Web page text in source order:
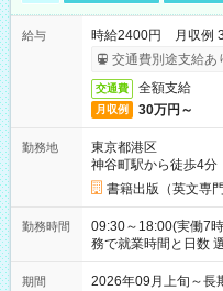
給与
時給2400円 月収例
交通費別途支給あ
交通費 全額支給
月収例 30万円～
勤務地
東京都港区
神谷町駅から徒歩4分
書籍出版（英文専
勤務時間
09:30～18:00(実働7
務で就業時間と日数
期間 2026年09月上旬～